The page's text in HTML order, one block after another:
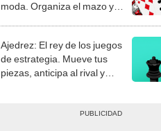
moda. Organiza el mazo y
Ajedrez: El rey de los juegos
de estrategia. Mueve tus
piezas, anticipa al rival y